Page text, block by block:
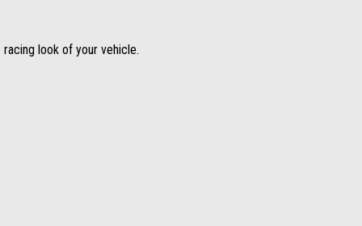
look of your vehicle.